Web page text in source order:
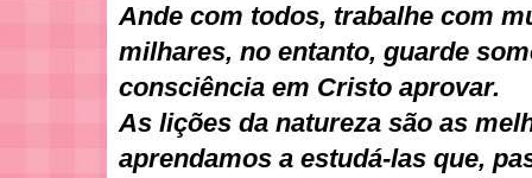
Ande com todos, trabalhe com
milhares, no entanto, guarde
consciência em Cristo aprovar.
As lições da natureza são as
aprendamos a estudá-las que,